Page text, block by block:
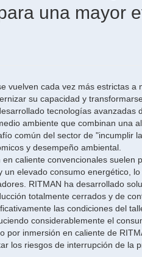
una mayor
vuelven cada vez más estrictas
su capacidad y
tecnologías
ambiente que combinan una
común del sector de "incumplir
y desempeño ambiental.
caliente convencionales
elevado consumo energético,
RITMAN ha desarrollado
totalmente cerrados y de
las condiciones del
considerablemente el
por inmersión en caliente de
los riesgos de interrupción de la